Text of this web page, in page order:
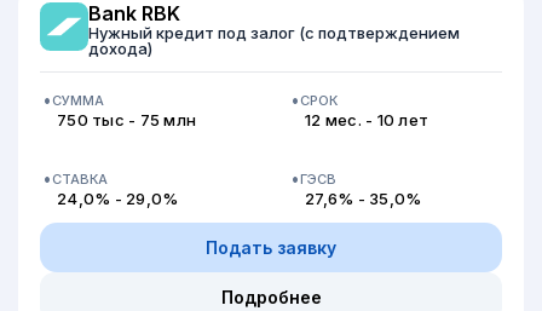
Bank RBK
Нужный кредит под залог (с подтверждением
дохода)
СУММА
750 тыс - 75 млн
СРОК
12 мес. - 10 лет
СТАВКА
24,0% - 29,0%
ГЭСВ
27,6% - 35,0%
Подать заявку
Подробнее